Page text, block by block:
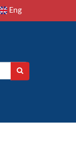
Eng